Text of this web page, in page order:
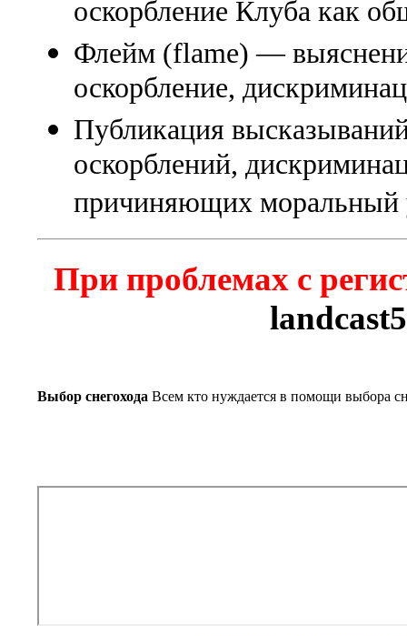
оскорбление Клуба как
Флейм (flame) —
оскорбление,
Публикация
оскорблений,
причиняющих моральный
При проблемах с
Выбор снегохода Всем кто нуждается в помощи выбора